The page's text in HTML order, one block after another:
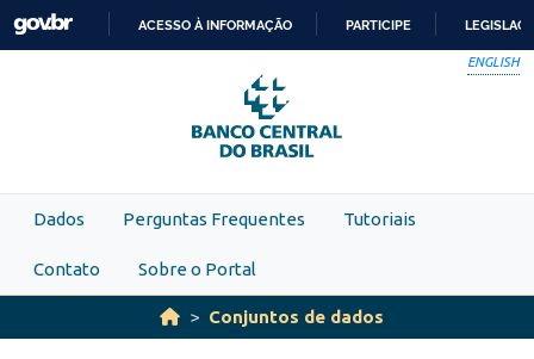
Skip to main content
PARA
O
CONTEÚDO
ACESSO À INFORMAÇÃO PARTICIPE
ENGLISH
Dados Perguntas Frequentes Tutoriais
Contato Sobre o Portal
Conjuntos de dados